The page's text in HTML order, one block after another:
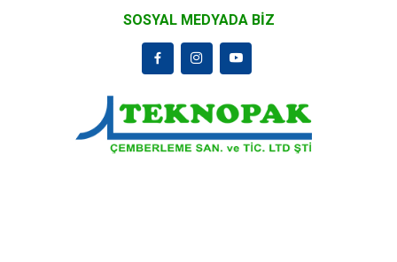
SOSYAL MEDYADA BİZ